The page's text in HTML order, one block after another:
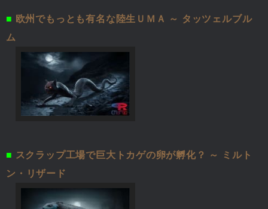
■ 欧州でもっとも有名な陸生ＵＭＡ ～ タッツェルブル
ム
■ スクラップ工場で巨大トカゲの卵が孵化？ ～ ミルト
ン・リザード